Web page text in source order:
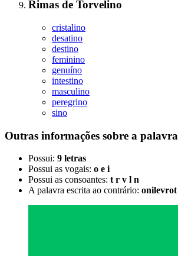
Rimas de Torvelino
cristalino
desatino
destino
feminino
genuíno
intestino
masculino
peregrino
sino
Outras informações sobre a palavra
Possui: 9 letras
Possui as vogais: o e i
Possui as consoantes: t r v l n
A palavra escrita ao contrário: onilevrot